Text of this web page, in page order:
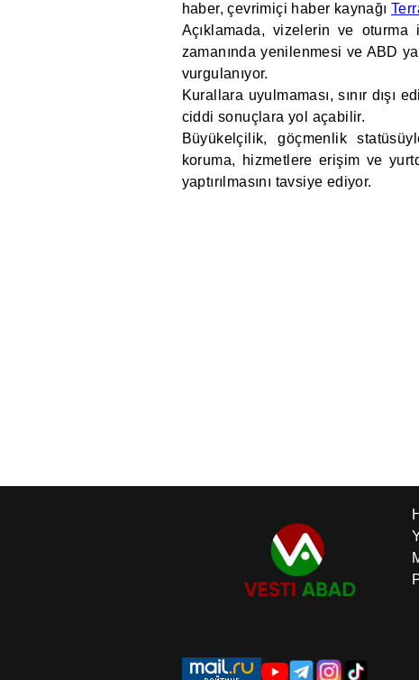
haber, çevrimiçi haber kaynağı
Açıklamada, vizelerin ve
zamanında yenilenmesi ve ABD
vurgulanıyor.
Kurallara uyulmaması, sınır dışı
ciddi sonuçlara yol açabilir.
Büyükelçilik, göçmenlik
koruma, hizmetlere erişim ve
yaptırılmasını tavsiye ediyor.